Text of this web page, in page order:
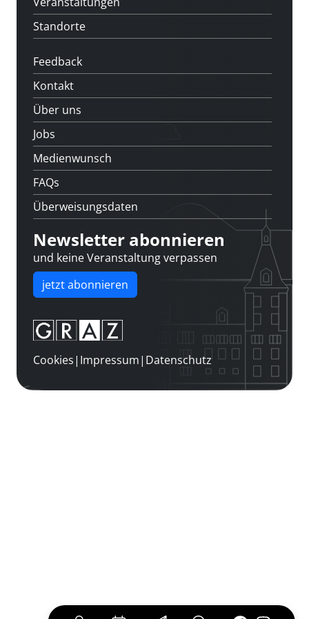
Standorte
Feedback
Kontakt
Über uns
Jobs
Medienwunsch
FAQs
Überweisungsdaten
Newsletter abonnieren
und keine Veranstaltung verpassen
jetzt abonnieren
Cookies| Impressum| Datenschutz